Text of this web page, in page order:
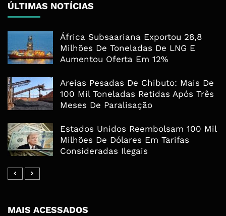
ÚLTIMAS NOTÍCIAS
África Subsaariana Exportou 28,8
Milhões De Toneladas De LNG E
Aumentou Oferta Em 12%
Areias Pesadas De Chibuto: Mais De
100 Mil Toneladas Retidas Após Três
Meses De Paralisação
Estados Unidos Reembolsam 100 Mil
Milhões De Dólares Em Tarifas
Consideradas Ilegais
MAIS ACESSADOS